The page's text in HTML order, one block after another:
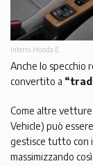
Interni Honda E
Anche lo specchio
convertito a
Come altre
Vehicle) può
gestisce tutto con
massimizzando